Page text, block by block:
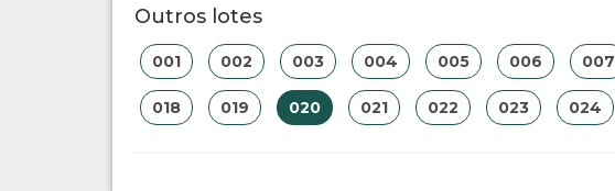
Outros lotes
001 002 003 004 005 006 007
018 019 020 021 022 023 024